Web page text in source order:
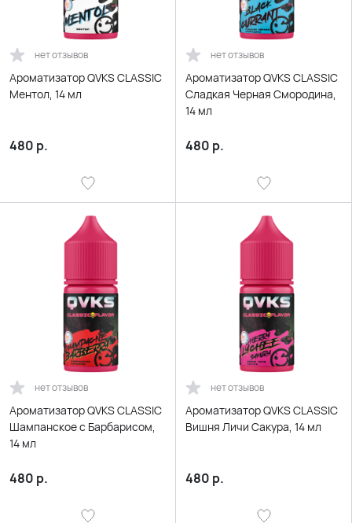
нет отзывов
Ароматизатор QVKS CLASSIC
Ментол, 14 мл
480 р.
нет отзывов
Ароматизатор QVKS CLASSIC
Сладкая Черная Смородина,
14 мл
480 р.
нет отзывов
Ароматизатор QVKS CLASSIC
Шампанское с Барбарисом,
14 мл
480 р.
нет отзывов
Ароматизатор QVKS CLASSIC
Вишня Личи Сакура, 14 мл
480 р.